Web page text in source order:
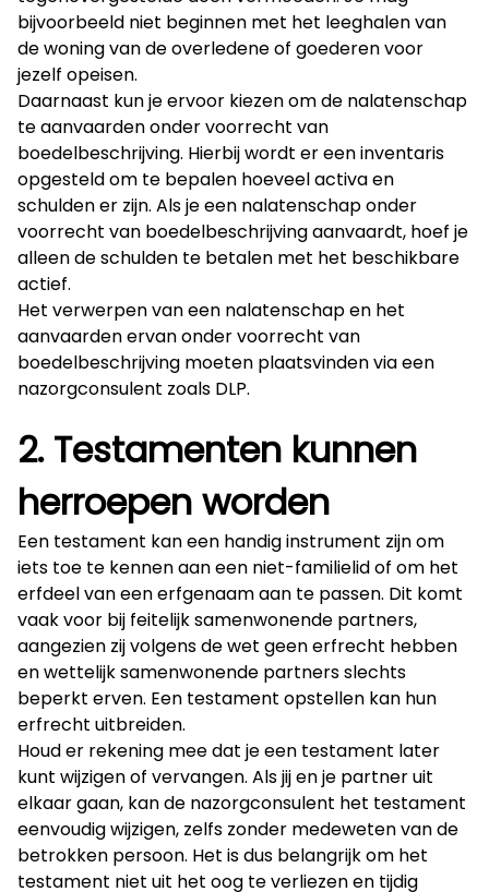
bijvoorbeeld niet beginnen met het leeghalen van
de woning van de overledene of goederen voor
jezelf opeisen.
Daarnaast kun je ervoor kiezen om de nalatenschap
te aanvaarden onder voorrecht van
boedelbeschrijving. Hierbij wordt er een inventaris
opgesteld om te bepalen hoeveel activa en
schulden er zijn. Als je een nalatenschap onder
voorrecht van boedelbeschrijving aanvaardt, hoef je
alleen de schulden te betalen met het beschikbare
actief.
Het verwerpen van een nalatenschap en het
aanvaarden ervan onder voorrecht van
boedelbeschrijving moeten plaatsvinden via een
nazorgconsulent zoals DLP.
2. Testamenten kunnen
herroepen worden
Een testament kan een handig instrument zijn om
iets toe te kennen aan een niet-familielid of om het
erfdeel van een erfgenaam aan te passen. Dit komt
vaak voor bij feitelijk samenwonende partners,
aangezien zij volgens de wet geen erfrecht hebben
en wettelijk samenwonende partners slechts
beperkt erven. Een testament opstellen kan hun
erfrecht uitbreiden.
Houd er rekening mee dat je een testament later
kunt wijzigen of vervangen. Als jij en je partner uit
elkaar gaan, kan de nazorgconsulent het testament
eenvoudig wijzigen, zelfs zonder medeweten van de
betrokken persoon. Het is dus belangrijk om het
testament niet uit het oog te verliezen en tijdig